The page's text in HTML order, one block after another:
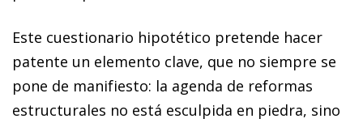
Este cuestionario hipotético pretende hacer
patente un elemento clave, que no siempre se
pone de manifiesto: la agenda de reformas
estructurales no está esculpida en piedra, sino